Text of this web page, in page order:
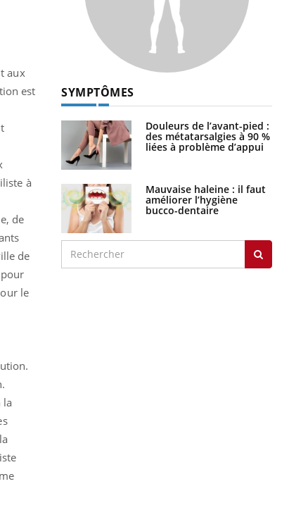
aux
est
à
de
de
le
la
SYMPTÔMES
Douleurs de l’avant-pied :
des métatarsalgies à 90 %
liées à problème d’appui
Mauvaise haleine : il faut
améliorer l’hygiène
bucco-dentaire